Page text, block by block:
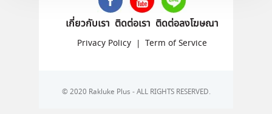
เกี่ยวกับเรา ติดต่อเรา ติดต่อลงโฆษณา
Privacy Policy | Term of Service
© 2020 Rakluke Plus - ALL RIGHTS RESERVED.